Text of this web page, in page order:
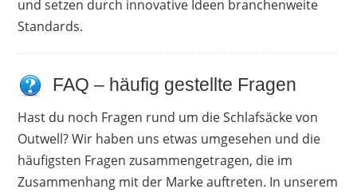
und setzen durch innovative Ideen branchenweite
Standards.
FAQ – häufig gestellte Fragen
Hast du noch Fragen rund um die Schlafsäcke von
Outwell? Wir haben uns etwas umgesehen und die
häufigsten Fragen zusammengetragen, die im
Zusammenhang mit der Marke auftreten. In unserem